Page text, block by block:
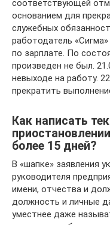
соответствующей
основанием для
служебных
работодатель
по зарплате. По
произведен не был.
невыходе на работу.
прекратить
Как написать
более 15 дней?
В «шапке» заявления
руководителя
имени, отчества и
должность и личные
уместнее даже